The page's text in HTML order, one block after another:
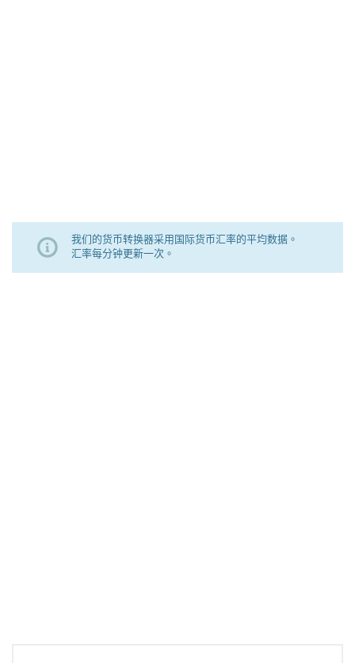
我们的货币转换器采用国际货币汇率的平均数据。
汇率每分钟更新一次。